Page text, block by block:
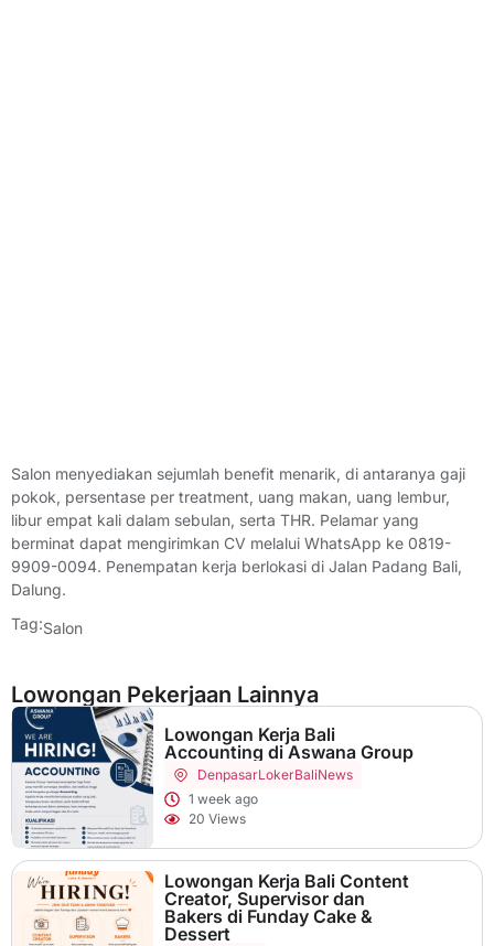
Salon menyediakan sejumlah benefit menarik, di antaranya gaji
pokok, persentase per treatment, uang makan, uang lembur,
libur empat kali dalam sebulan, serta THR. Pelamar yang
berminat dapat mengirimkan CV melalui WhatsApp ke 0819-
9909-0094. Penempatan kerja berlokasi di Jalan Padang Bali,
Dalung.
Tag:Salon
Lowongan Pekerjaan Lainnya
Lowongan Kerja Bali
Accounting di Aswana Group
DenpasarLokerBaliNews
1 week ago
20 Views
Lowongan Kerja Bali Content
Creator, Supervisor dan
Bakers di Funday Cake &
Dessert